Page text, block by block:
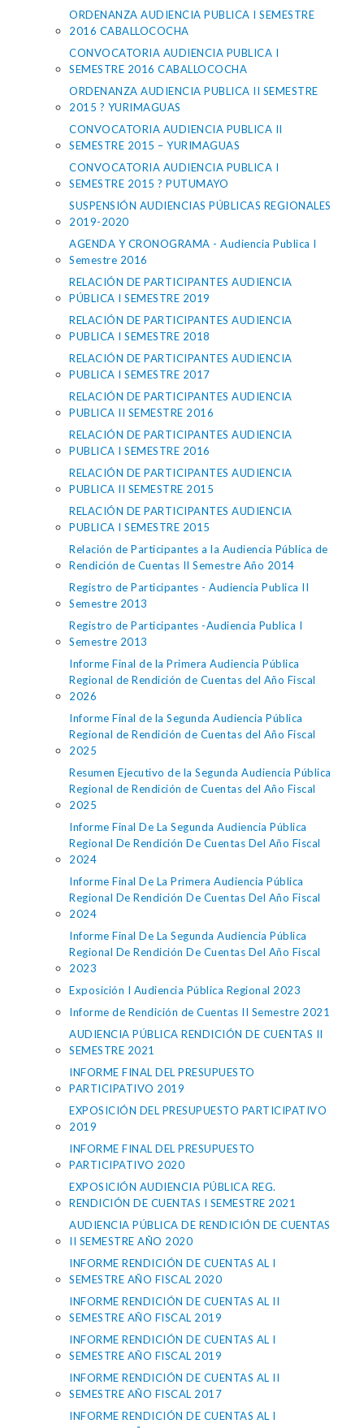
ORDENANZA AUDIENCIA PUBLICA I SEMESTRE
2016 CABALLOCOCHA
CONVOCATORIA AUDIENCIA PUBLICA I
SEMESTRE 2016 CABALLOCOCHA
ORDENANZA AUDIENCIA PUBLICA II SEMESTRE
2015 ? YURIMAGUAS
CONVOCATORIA AUDIENCIA PUBLICA II
SEMESTRE 2015 – YURIMAGUAS
CONVOCATORIA AUDIENCIA PUBLICA I
SEMESTRE 2015 ? PUTUMAYO
SUSPENSIÓN AUDIENCIAS PÚBLICAS REGIONALES
2019-2020
AGENDA Y CRONOGRAMA - Audiencia Publica I
Semestre 2016
RELACIÓN DE PARTICIPANTES AUDIENCIA
PÚBLICA I SEMESTRE 2019
RELACIÓN DE PARTICIPANTES AUDIENCIA
PUBLICA I SEMESTRE 2018
RELACIÓN DE PARTICIPANTES AUDIENCIA
PUBLICA I SEMESTRE 2017
RELACIÓN DE PARTICIPANTES AUDIENCIA
PUBLICA II SEMESTRE 2016
RELACIÓN DE PARTICIPANTES AUDIENCIA
PUBLICA I SEMESTRE 2016
RELACIÓN DE PARTICIPANTES AUDIENCIA
PUBLICA II SEMESTRE 2015
RELACIÓN DE PARTICIPANTES AUDIENCIA
PUBLICA I SEMESTRE 2015
Relación de Participantes a la Audiencia Pública de
Rendición de Cuentas II Semestre Año 2014
Registro de Participantes - Audiencia Publica II
Semestre 2013
Registro de Participantes -Audiencia Publica I
Semestre 2013
Informe Final de la Primera Audiencia Pública
Regional de Rendición de Cuentas del Año Fiscal
2026
Informe Final de la Segunda Audiencia Pública
Regional de Rendición de Cuentas del Año Fiscal
2025
Resumen Ejecutivo de la Segunda Audiencia Pública
Regional de Rendición de Cuentas del Año Fiscal
2025
Informe Final De La Segunda Audiencia Pública
Regional De Rendición De Cuentas Del Año Fiscal
2024
Informe Final De La Primera Audiencia Pública
Regional De Rendición De Cuentas Del Año Fiscal
2024
Informe Final De La Segunda Audiencia Pública
Regional De Rendición De Cuentas Del Año Fiscal
2023
Exposición I Audiencia Pública Regional 2023
Informe de Rendición de Cuentas II Semestre 2021
AUDIENCIA PÚBLICA RENDICIÓN DE CUENTAS II
SEMESTRE 2021
INFORME FINAL DEL PRESUPUESTO
PARTICIPATIVO 2019
EXPOSICIÓN DEL PRESUPUESTO PARTICIPATIVO
2019
INFORME FINAL DEL PRESUPUESTO
PARTICIPATIVO 2020
EXPOSICIÓN AUDIENCIA PÚBLICA REG.
RENDICIÓN DE CUENTAS I SEMESTRE 2021
AUDIENCIA PÚBLICA DE RENDICIÓN DE CUENTAS
II SEMESTRE AÑO 2020
INFORME RENDICIÓN DE CUENTAS AL I
SEMESTRE AÑO FISCAL 2020
INFORME RENDICIÓN DE CUENTAS AL II
SEMESTRE AÑO FISCAL 2019
INFORME RENDICIÓN DE CUENTAS AL I
SEMESTRE AÑO FISCAL 2019
INFORME RENDICIÓN DE CUENTAS AL II
SEMESTRE AÑO FISCAL 2017
INFORME RENDICIÓN DE CUENTAS AL I